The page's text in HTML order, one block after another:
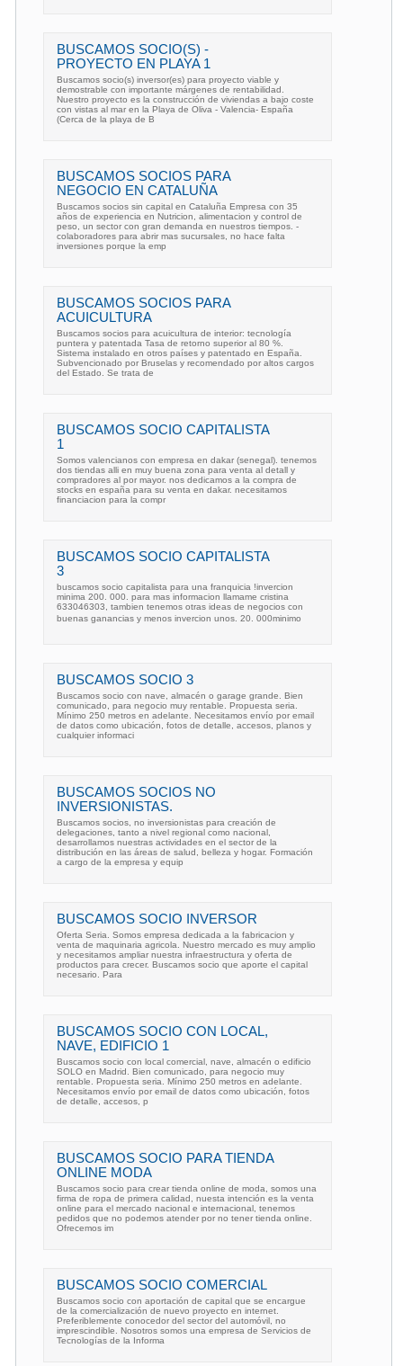
BUSCAMOS SOCIO(S) -
PROYECTO EN PLAYA 1
Buscamos socio(s) inversor(es) para proyecto viable y
demostrable con importante márgenes de rentabilidad.
Nuestro proyecto es la construcción de viviendas a bajo coste
con vistas al mar en la Playa de Oliva - Valencia- España
(Cerca de la playa de B
BUSCAMOS SOCIOS PARA
NEGOCIO EN CATALUÑA
Buscamos socios sin capital en Cataluña Empresa con 35
años de experiencia en Nutricion, alimentacion y control de
peso, un sector con gran demanda en nuestros tiempos. -
colaboradores para abrir mas sucursales, no hace falta
inversiones porque la emp
BUSCAMOS SOCIOS PARA
ACUICULTURA
Buscamos socios para acuicultura de interior: tecnología
puntera y patentada Tasa de retorno superior al 80 %.
Sistema instalado en otros países y patentado en España.
Subvencionado por Bruselas y recomendado por altos cargos
del Estado. Se trata de
BUSCAMOS SOCIO CAPITALISTA
1
Somos valencianos con empresa en dakar (senegal). tenemos
dos tiendas alli en muy buena zona para venta al detall y
compradores al por mayor. nos dedicamos a la compra de
stocks en españa para su venta en dakar. necesitamos
financiacion para la compr
BUSCAMOS SOCIO CAPITALISTA
3
buscamos socio capitalista para una franquicia !invercion
minima 200. 000. para mas informacion llamame cristina
633046303, tambien tenemos otras ideas de negocios con
buenas ganancias y menos invercion unos. 20. 000minimo
BUSCAMOS SOCIO 3
Buscamos socio con nave, almacén o garage grande. Bien
comunicado, para negocio muy rentable. Propuesta seria.
Mínimo 250 metros en adelante. Necesitamos envío por email
de datos como ubicación, fotos de detalle, accesos, planos y
cualquier informaci
BUSCAMOS SOCIOS NO
INVERSIONISTAS.
Buscamos socios, no inversionistas para creación de
delegaciones, tanto a nivel regional como nacional,
desarrollamos nuestras actividades en el sector de la
distribución en las áreas de salud, belleza y hogar. Formación
a cargo de la empresa y equip
BUSCAMOS SOCIO INVERSOR
Oferta Seria. Somos empresa dedicada a la fabricacion y
venta de maquinaria agricola. Nuestro mercado es muy amplio
y necesitamos ampliar nuestra infraestructura y oferta de
productos para crecer. Buscamos socio que aporte el capital
necesario. Para
BUSCAMOS SOCIO CON LOCAL,
NAVE, EDIFICIO 1
Buscamos socio con local comercial, nave, almacén o edificio
SOLO en Madrid. Bien comunicado, para negocio muy
rentable. Propuesta seria. Mínimo 250 metros en adelante.
Necesitamos envío por email de datos como ubicación, fotos
de detalle, accesos, p
BUSCAMOS SOCIO PARA TIENDA
ONLINE MODA
Buscamos socio para crear tienda online de moda, somos una
firma de ropa de primera calidad, nuesta intención es la venta
online para el mercado nacional e internacional, tenemos
pedidos que no podemos atender por no tener tienda online.
Ofrecemos im
BUSCAMOS SOCIO COMERCIAL
Buscamos socio con aportación de capital que se encargue
de la comercialización de nuevo proyecto en internet.
Preferiblemente conocedor del sector del automóvil, no
imprescindible. Nosotros somos una empresa de Servicios de
Tecnologías de la Informa